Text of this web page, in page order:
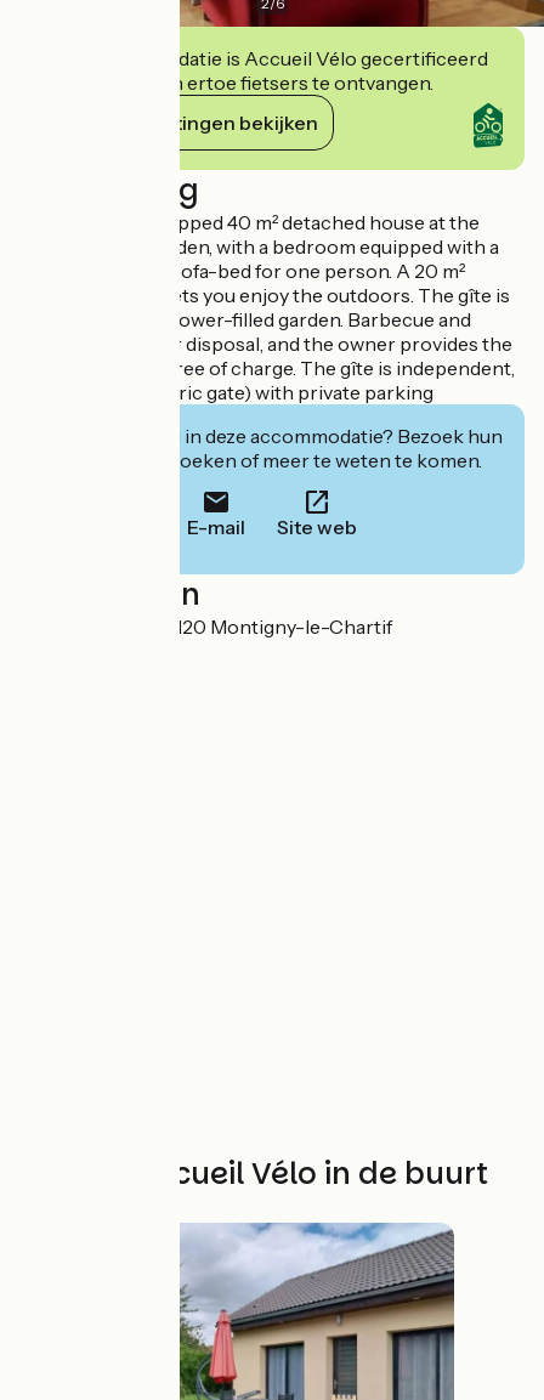
Deze accommodatie is Accueil Vélo gecertificeerd
en verbindt zich ertoe fietsers te ontvangen.
Haar verplichtingen bekijken
Beschrijving
This is a fully-equipped 40 m² detached house at the
bottom of the garden, with a bedroom equipped with a
160cm bed and a sofa-bed for one person. A 20 m²
wooden terrace lets you enjoy the outdoors. The gîte is
surrounded by a flower-filled garden. Barbecue and
brazier are at your disposal, and the owner provides the
necessary wood free of charge. The gîte is independent,
as is access (electric gate) with private parking
Geïnteresseerd in deze accommodatie? Bezoek hun
website om te boeken of meer te weten te komen.
E-mail Site web
Localisation
34 Rue d'Illiers 28120 Montigny-le-Chartif
Andere Accueil Vélo in de buurt